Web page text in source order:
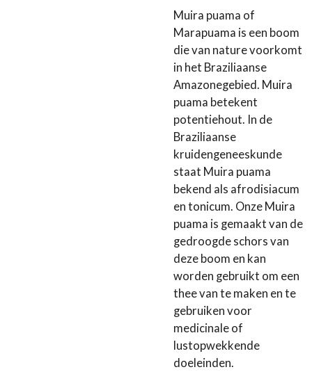
Muira puama of
Marapuama is een boom
die van nature voorkomt
in het Braziliaanse
Amazonegebied. Muira
puama betekent
potentiehout. In de
Braziliaanse
kruidengeneeskunde
staat Muira puama
bekend als afrodisiacum
en tonicum. Onze Muira
puama is gemaakt van de
gedroogde schors van
deze boom en kan
worden gebruikt om een
thee van te maken en te
gebruiken voor
medicinale of
lustopwekkende
doeleinden.